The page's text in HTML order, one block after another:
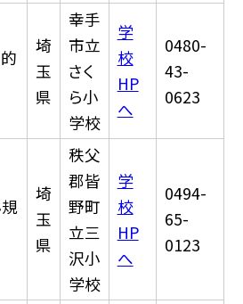
埼
玉
県
幸手
市立
さく
ら小
学校
学
校
HP
へ
0480-
43-
0623
埼
玉
県
秩父
郡皆
野町
立三
沢小
学校
学
校
HP
へ
0494-
65-
0123